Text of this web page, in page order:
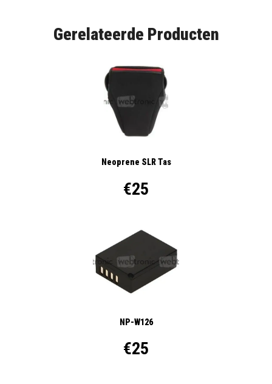
Gerelateerde Producten
Neoprene SLR Tas
€25
NP-W126
€25